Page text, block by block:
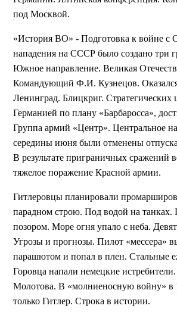
под Москвой.
«История ВО» - Подготовка к войне с
нападения на СССР было создано три
Южное направление. Великая
Командующий Ф.И. Кузнецов.
Ленинград. Блицкриг. Стратегических
Германией по плану «Барбаросса»,
Группа армий «Центр». Центральное
середины июня были отменены
В результате приграничных сражений
тяжелое поражение Красной армии.
Гитлеровцы планировали
парадном строю. Под водой на танках.
позором. Море огня упало с неба.
Угрозы и прогнозы. Пилот «мессера»
парашютом и попал в плен. Стальные
Горовца напали немецкие
Молотова. В «молниеносную войну» в
только Гитлер. Строка в истории.